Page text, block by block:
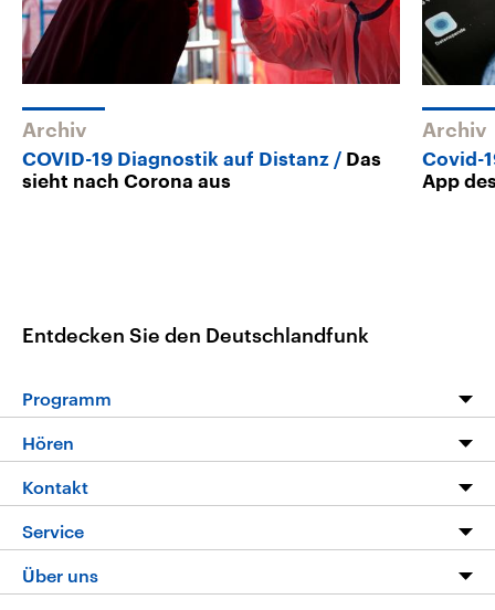
Archiv
COVID-19 Diagnostik auf Distanz
Das
sieht nach Corona aus
Archiv
Covid-
App
Entdecken Sie den Deutschlandfunk
Programm
Programm
Die Nachrichten
Nachrichtenleicht
Neue Beiträge auf dlf.de
Hören
Livestream
Podcasts
Deutschlandfunk App
Kontakt
Hörerservice
Service
FAQ
Über uns